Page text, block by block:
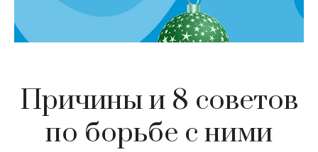
Причины и 8 советов
по борьбе с ними